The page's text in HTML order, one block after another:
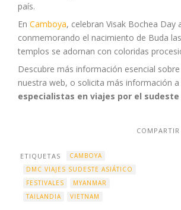
país.
EnCamboya, celebran Visak Bochea Day
conmemorando el nacimiento de Buda
templos se adornan con coloridas
Descubre más información esencial
nuestra web, o solicita más información
especialistas en viajes por el
COMPARTIR
ETIQUETAS
CAMBOYA
DMC VIAJES SUDESTE ASIÁTICO
FESTIVALES
MYANMAR
TAILANDIA
VIETNAM